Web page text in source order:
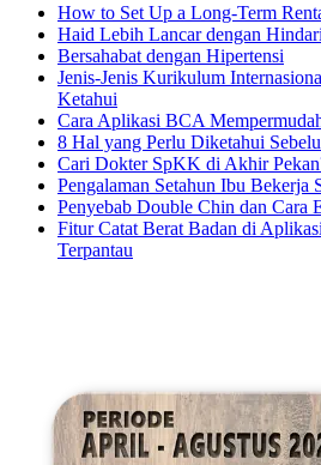
How to Set Up a Long-Term
Haid Lebih Lancar dengan
Bersahabat dengan Hipertensi
Jenis-Jenis Kurikulum
Ketahui
Cara Aplikasi BCA
8 Hal yang Perlu Diketahui
Cari Dokter SpKK di Akhir
Pengalaman Setahun Ibu
Penyebab Double Chin dan Cara
Fitur Catat Berat Badan di
Terpantau